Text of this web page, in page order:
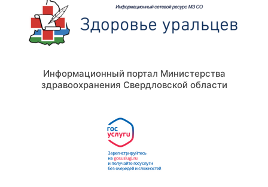
Информационный портал Министерства
здравоохранения Свердловской области